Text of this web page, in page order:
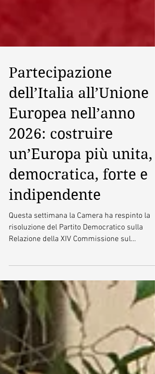
Partecipazione
dell’Italia all’Unione
Europea nell’anno
2026: costruire
un’Europa più unita,
democratica, forte e
indipendente
Questa settimana la Camera ha respinto la
2026 e sulla Relazione programmatica sulla
partecipazione dell’Italia all’Unione europea
nell’anno 2026. Un voto a cui non ho potuto
partecipare per la mia squalifica per
antifascismo. Si trattava di una risoluzione, a
prima firma Piero De Luca, che chiedeva tra
altre cose più integrazione politica europea,
sup